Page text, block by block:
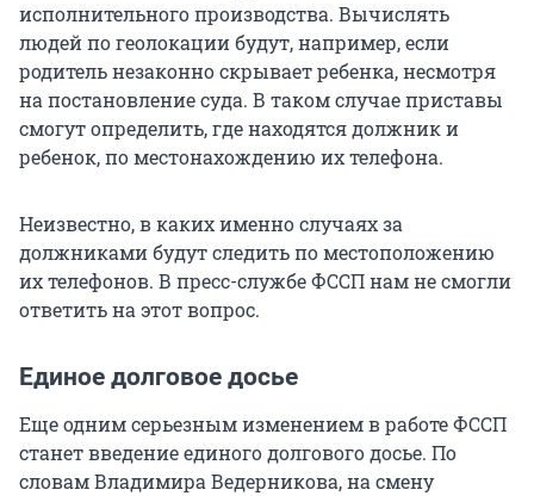
исполнительного производства. Вычислять
людей по геолокации будут, например, если
родитель незаконно скрывает ребенка, несмотря
на постановление суда. В таком случае приставы
смогут определить, где находятся должник и
ребенок, по местонахождению их телефона.
Неизвестно, в каких именно случаях за
должниками будут следить по местоположению
их телефонов. В пресс-службе ФССП нам не смогли
ответить на этот вопрос.
Единое долговое досье
Еще одним серьезным изменением в работе ФССП
станет введение единого долгового досье. По
словам Владимира Ведерникова, на смену